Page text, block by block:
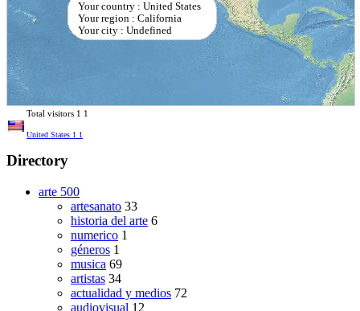
Your country : United States
Your region : California
Your city : Undefined
Total visitors 1 1
United States 1 1
Directory
arte 500
artesanato 33
historia del arte 6
numerico 1
géneros 1
musica 69
artistas 34
actualidad y medios 72
audiovisual 12